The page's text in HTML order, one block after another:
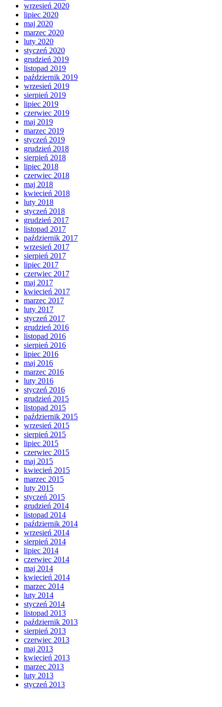
wrzesień 2020
lipiec 2020
maj 2020
marzec 2020
luty 2020
styczeń 2020
grudzień 2019
listopad 2019
październik 2019
wrzesień 2019
sierpień 2019
lipiec 2019
czerwiec 2019
maj 2019
marzec 2019
styczeń 2019
grudzień 2018
sierpień 2018
lipiec 2018
czerwiec 2018
maj 2018
kwiecień 2018
luty 2018
styczeń 2018
grudzień 2017
listopad 2017
październik 2017
wrzesień 2017
sierpień 2017
lipiec 2017
czerwiec 2017
maj 2017
kwiecień 2017
marzec 2017
luty 2017
styczeń 2017
grudzień 2016
listopad 2016
sierpień 2016
lipiec 2016
maj 2016
marzec 2016
luty 2016
styczeń 2016
grudzień 2015
listopad 2015
październik 2015
wrzesień 2015
sierpień 2015
lipiec 2015
czerwiec 2015
maj 2015
kwiecień 2015
marzec 2015
luty 2015
styczeń 2015
grudzień 2014
listopad 2014
październik 2014
wrzesień 2014
sierpień 2014
lipiec 2014
czerwiec 2014
maj 2014
kwiecień 2014
marzec 2014
luty 2014
styczeń 2014
listopad 2013
październik 2013
sierpień 2013
czerwiec 2013
maj 2013
kwiecień 2013
marzec 2013
luty 2013
styczeń 2013